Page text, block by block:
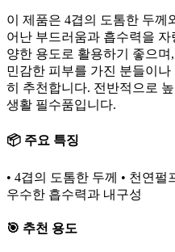
이 제품은 4겹의 도톰한 두께
어난 부드러움과 흡수력을
양한 용도로 활용하기 좋으
민감한 피부를 가진 분들이
히 추천합니다. 전반적으로
생활 필수품입니다.
📦 주요 특징
• 4겹의 도톰한 두께 • 천연펄
우수한 흡수력과 내구성
🎯 추천 용도